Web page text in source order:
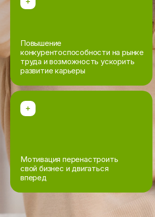
Повышение
конкурентоспособности на рынке
труда и возможность ускорить
развитие карьеры
Мотивация перенастроить
свой бизнес и двигаться
вперед